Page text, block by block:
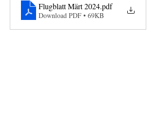
Flugblatt Märt 2024.pdf
Download PDF • 69KB